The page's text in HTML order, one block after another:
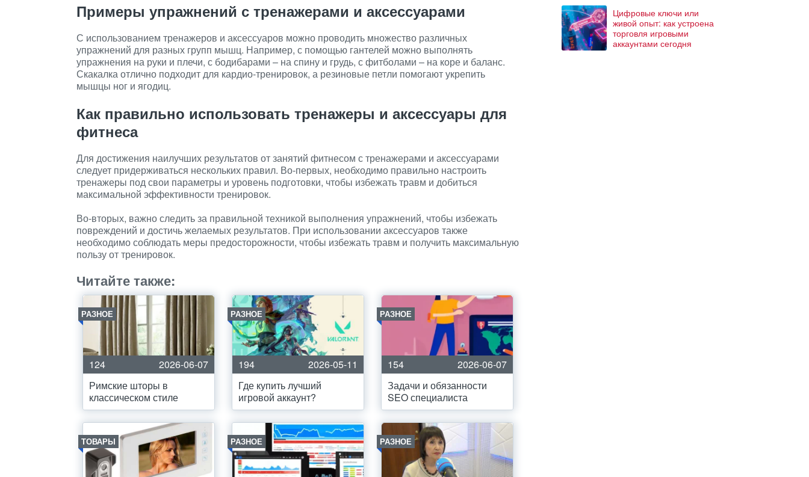
Примеры упражнений с тренажерами и аксессуарами
С использованием тренажеров и аксессуаров можно проводить множество различных
упражнений для разных групп мышц. Например, с помощью гантелей можно выполнять
упражнения на руки и плечи, с бодибарами – на спину и грудь, с фитболами – на коре и баланс.
Скакалка отлично подходит для кардио-тренировок, а резиновые петли помогают укрепить
мышцы ног и ягодиц.
Как правильно использовать тренажеры и аксессуары для
фитнеса
Для достижения наилучших результатов от занятий фитнесом с тренажерами и аксессуарами
следует придерживаться нескольких правил. Во-первых, необходимо правильно настроить
тренажеры под свои параметры и уровень подготовки, чтобы избежать травм и добиться
максимальной эффективности тренировок.
Во-вторых, важно следить за правильной техникой выполнения упражнений, чтобы избежать
повреждений и достичь желаемых результатов. При использовании аксессуаров также
необходимо соблюдать меры предосторожности, чтобы избежать травм и получить максимальную
пользу от тренировок.
Читайте также:
РАЗНОЕ
124
2026-06-07
Римские шторы в
классическом стиле
РАЗНОЕ
194
2026-05-11
Где купить лучший
игровой аккаунт?
РАЗНОЕ
154
2026-06-07
Задачи и обязанности
SEO специалиста
ТОВАРЫ РАЗНОЕ РАЗНОЕ
Цифровые ключи или
живой опыт: как устроена
торговля игровыми
аккаунтами сегодня